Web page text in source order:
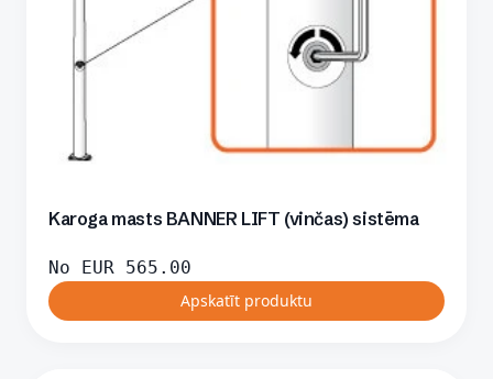
Karoga masts BANNER LIFT (vinčas) sistēma
No EUR
565.00
Apskatīt produktu